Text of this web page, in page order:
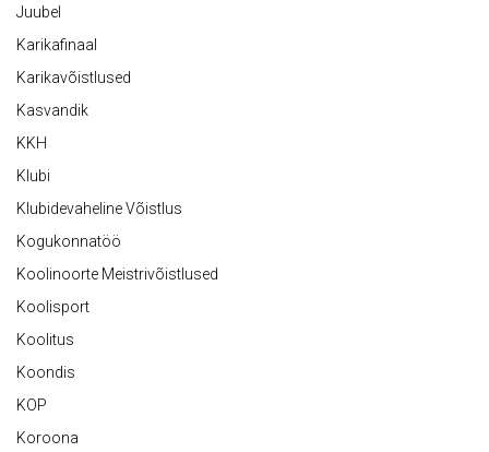
Juubel
Karikafinaal
Karikavõistlused
Kasvandik
KKH
Klubi
Klubidevaheline Võistlus
Kogukonnatöö
Koolinoorte Meistrivõistlused
Koolisport
Koolitus
Koondis
KOP
Koroona